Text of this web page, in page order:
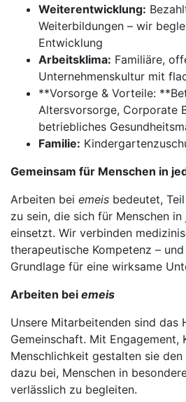
Weiterentwicklung:
Weiterbildungen – wir
Entwicklung
Arbeitsklima: Familiäre,
Unternehmenskultur mit
**Vorsorge & Vorteile:
Altersvorsorge, Corporate
betriebliches
Familie:
Gemeinsam für Menschen in
Arbeiten bei emeis bedeutet,
zu sein, die sich für Menschen
einsetzt. Wir verbinden
therapeutische Kompetenz –
Grundlage für eine wirksame
Arbeiten bei emeis
Unsere Mitarbeitenden sind das
Gemeinschaft. Mit Engagement,
Menschlichkeit gestalten sie
dazu bei, Menschen in
verlässlich zu begleiten.